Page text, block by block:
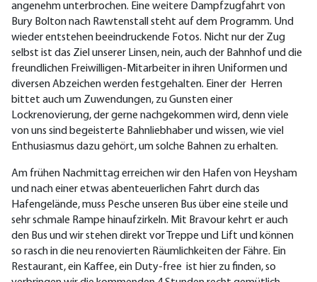
angenehm unterbrochen. Eine weitere Dampfzugfahrt von
Bury Bolton nach Rawtenstall steht auf dem Programm. Und
wieder entstehen beeindruckende Fotos. Nicht nur der Zug
selbst ist das Ziel unserer Linsen, nein, auch der Bahnhof und die
freundlichen Freiwilligen-Mitarbeiter in ihren Uniformen und
diversen Abzeichen werden festgehalten. Einer der Herren
bittet auch um Zuwendungen, zu Gunsten einer
Lockrenovierung, der gerne nachgekommen wird, denn viele
von uns sind begeisterte Bahnliebhaber und wissen, wie viel
Enthusiasmus dazu gehört, um solche Bahnen zu erhalten.
Am frühen Nachmittag erreichen wir den Hafen von Heysham
und nach einer etwas abenteuerlichen Fahrt durch das
Hafengelände, muss Pesche unseren Bus über eine steile und
sehr schmale Rampe hinaufzirkeln. Mit Bravour kehrt er auch
den Bus und wir stehen direkt vor Treppe und Lift und können
so rasch in die neu renovierten Räumlichkeiten der Fähre. Ein
Restaurant, ein Kaffee, ein Duty-free ist hier zu finden, so